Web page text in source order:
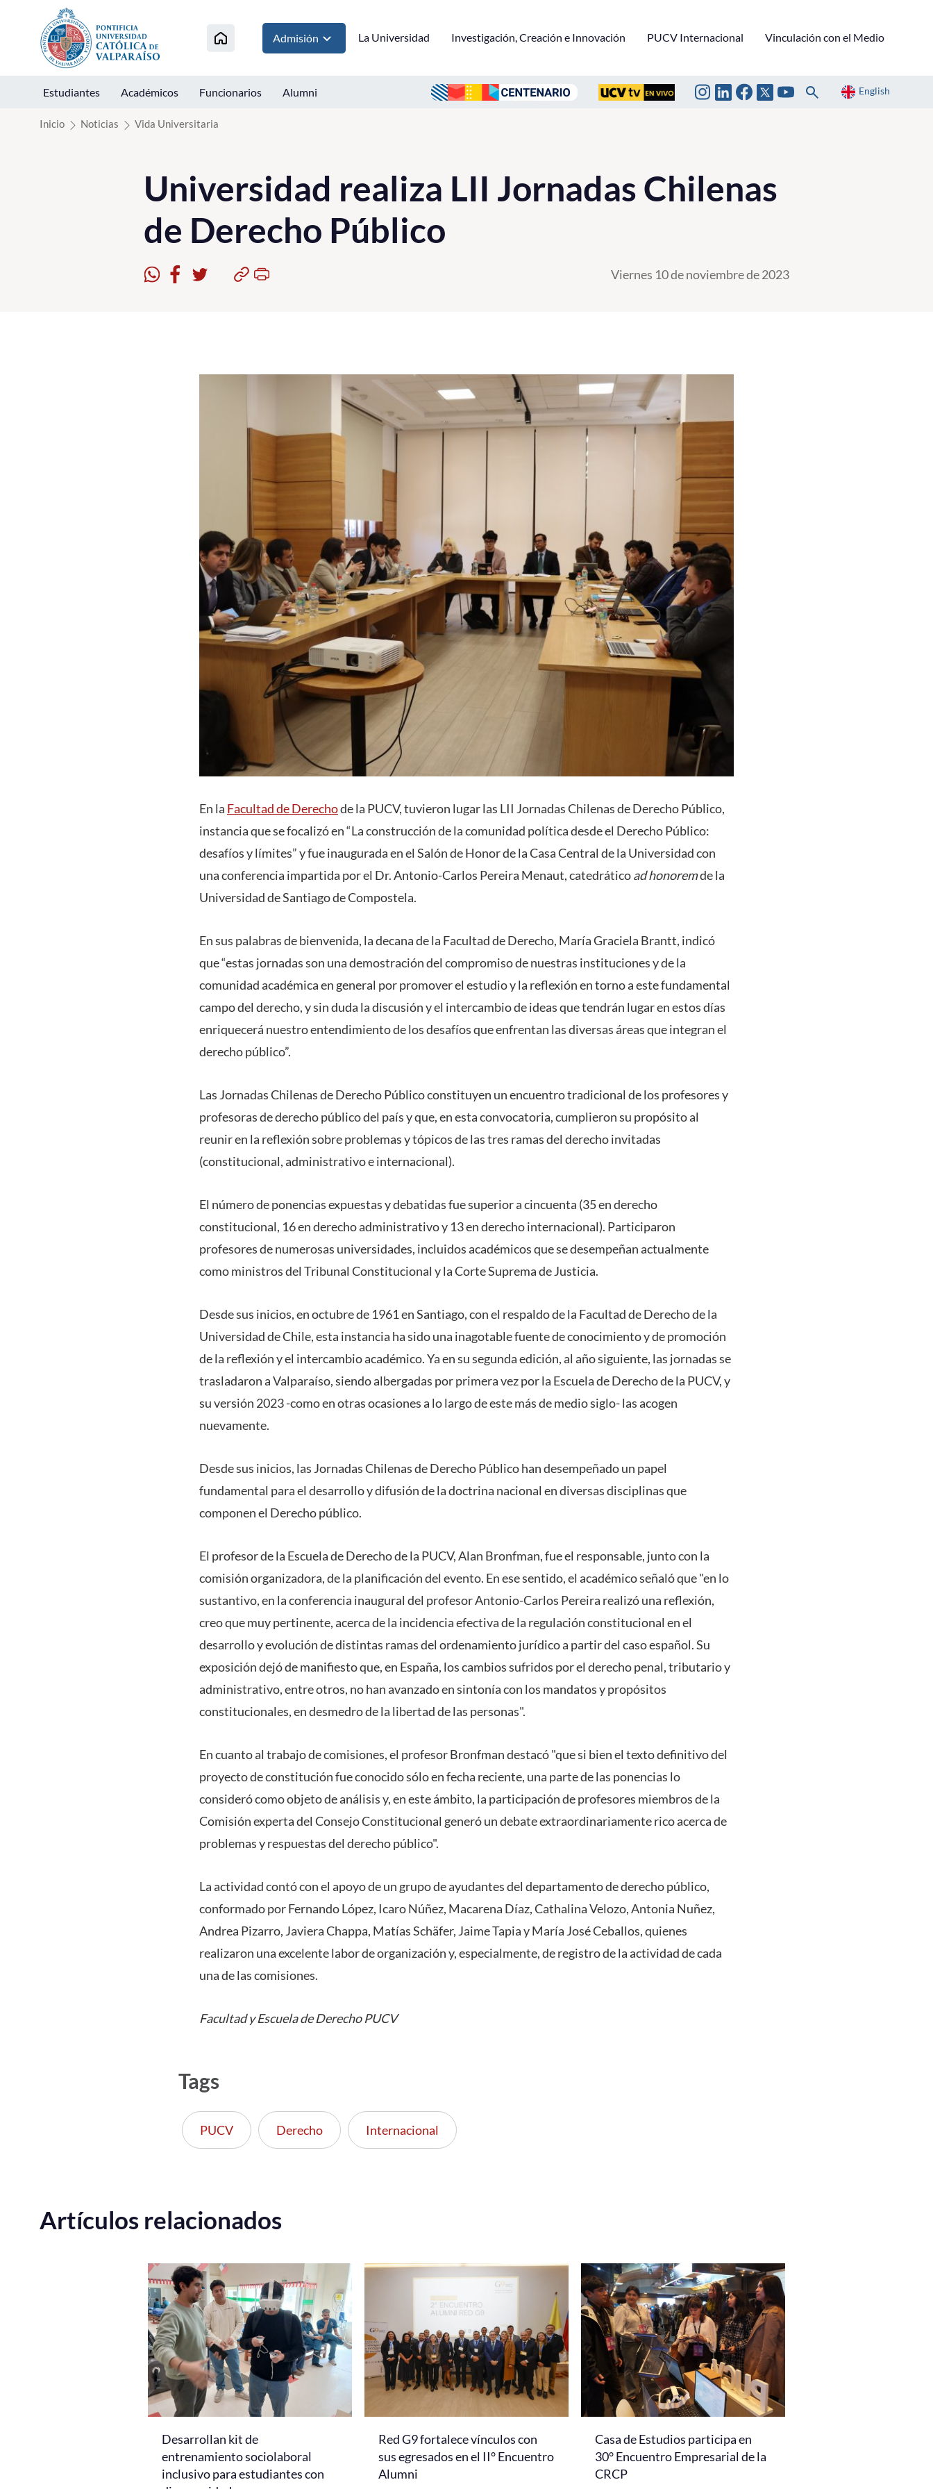
Click acá para ir directamente al contenido
Admisión La Universidad Investigación, Creación e Innovación PUCV Internacional Vinculación con el Medio
Estudiantes Académicos Funcionarios Alumni English
Inicio Noticias Vida Universitaria
Universidad realiza LII Jornadas Chilenas
de Derecho Público
Viernes 10 de noviembre de 2023
En la Facultad de Derechode la PUCV, tuvieron lugar las LII Jornadas Chilenas de Derecho Público,
instancia que se focalizó en “La construcción de la comunidad política desde el Derecho Público:
desafíos y límites” y fue inaugurada en el Salón de Honor de la Casa Central de la Universidad con
una conferencia impartida por el Dr. Antonio-Carlos Pereira Menaut, catedráticoad honoremde la
Universidad de Santiago de Compostela.
En sus palabras de bienvenida, la decana de la Facultad de Derecho, María Graciela Brantt, indicó
que “estas jornadas son una demostración del compromiso de nuestras instituciones y de la
comunidad académica en general por promover el estudio y la reflexión en torno a este fundamental
campo del derecho, y sin duda la discusión y el intercambio de ideas que tendrán lugar en estos días
enriquecerá nuestro entendimiento de los desafíos que enfrentan las diversas áreas que integran el
derecho público”.
Las Jornadas Chilenas de Derecho Público constituyen un encuentro tradicional de los profesores y
profesoras de derecho público del país y que, en esta convocatoria, cumplieron su propósito al
reunir en la reflexión sobre problemas y tópicos de las tres ramas del derecho invitadas
(constitucional, administrativo e internacional).
El número de ponencias expuestas y debatidas fue superior a cincuenta (35 en derecho
constitucional, 16 en derecho administrativo y 13 en derecho internacional). Participaron
profesores de numerosas universidades, incluidos académicos que se desempeñan actualmente
como ministros del Tribunal Constitucional y la Corte Suprema de Justicia.
Desde sus inicios, en octubre de 1961 en Santiago, con el respaldo de la Facultad de Derecho de la
Universidad de Chile, esta instancia ha sido una inagotable fuente de conocimiento y de promoción
de la reflexión y el intercambio académico. Ya en su segunda edición, al año siguiente, las jornadas se
trasladaron a Valparaíso, siendo albergadas por primera vez por la Escuela de Derecho de la PUCV, y
su versión 2023 -como en otras ocasiones a lo largo de este más de medio siglo- las acogen
nuevamente.
Desde sus inicios, las Jornadas Chilenas de Derecho Público han desempeñado un papel
fundamental para el desarrollo y difusión de la doctrina nacional en diversas disciplinas que
componen el Derecho público.
El profesor de la Escuela de Derecho de la PUCV, Alan Bronfman, fue el responsable, junto con la
comisión organizadora, de la planificación del evento. En ese sentido, el académico señaló que "en lo
sustantivo, en la conferencia inaugural del profesor Antonio-Carlos Pereira realizó una reflexión,
creo que muy pertinente, acerca de la incidencia efectiva de la regulación constitucional en el
desarrollo y evolución de distintas ramas del ordenamiento jurídico a partir del caso español. Su
exposición dejó de manifiesto que, en España, los cambios sufridos por el derecho penal, tributario y
administrativo, entre otros, no han avanzado en sintonía con los mandatos y propósitos
constitucionales, en desmedro de la libertad de las personas".
En cuanto al trabajo de comisiones, el profesor Bronfman destacó "que si bien el texto definitivo del
proyecto de constitución fue conocido sólo en fecha reciente, una parte de las ponencias lo
consideró como objeto de análisis y, en este ámbito, la participación de profesores miembros de la
Comisión experta del Consejo Constitucional generó un debate extraordinariamente rico acerca de
problemas y respuestas del derecho público".
La actividad contó con el apoyo de un grupo de ayudantes del departamento de derecho público,
conformado por Fernando López, Icaro Núñez, Macarena Díaz, Cathalina Velozo, Antonia Nuñez,
Andrea Pizarro, Javiera Chappa, Matías Schäfer, Jaime Tapia y María José Ceballos, quienes
realizaron una excelente labor de organización y, especialmente, de registro de la actividad de cada
una de las comisiones.
Facultad y Escuela de Derecho PUCV
Tags
PUCV Derecho Internacional
Artículos relacionados
Desarrollan kit de
entrenamiento sociolaboral
inclusivo para estudiantes con
Red G9 fortalece vínculos con
sus egresados en el II° Encuentro
Alumni
Casa de Estudios participa en
30° Encuentro Empresarial de la
CRCP